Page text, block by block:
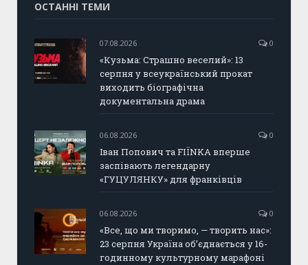
ОСТАННІ ТЕМИ
07.08.2026 0
«Кузьма: Страшно веселий»: 13
серпня у всеукраїнський прокат
виходить біографічна
документальна драма
06.08.2026 0
Іван Попович та FIÏNKA вперше
заспівають легендарну
«ГУЦУЛЯНКУ» для франківців
06.08.2026 0
«Все, що ми творимо, — творить нас»:
23 серпня Україна об’єднається у 16-
годинному культурному марафоні